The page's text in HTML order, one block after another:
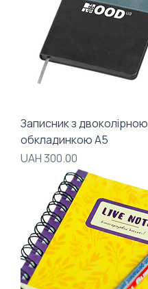
Записник з двоколірною
обкладинкою А5
Price
UAH 300.00